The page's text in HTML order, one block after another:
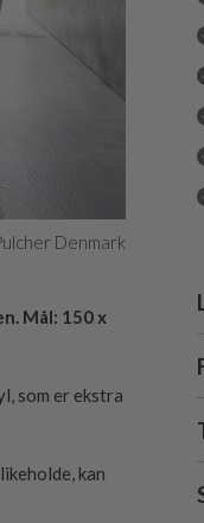
Denmark
Mål: 150 x
som er ekstra
kan